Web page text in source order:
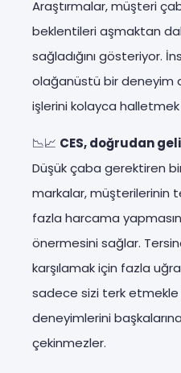
Araştırmalar, müşteri
beklentileri aşmaktan
sağladığını gösteriyor.
olağanüstü bir
işlerini kolayca
📉📈 CES, doğrudan
Düşük çaba gerektiren
markalar, müşterilerinin
fazla harcama
önermesini sağlar.
karşılamak için fazla
sadece sizi terk
deneyimlerini
çekinmezler.